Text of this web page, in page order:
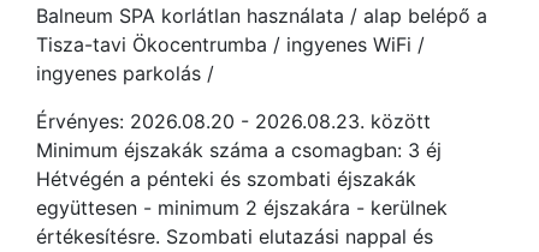
Balneum SPA korlátlan használata / alap belépő a
Tisza-tavi Ökocentrumba / ingyenes WiFi /
ingyenes parkolás /
Érvényes: 2026.08.20 - 2026.08.23. között
Minimum éjszakák száma a csomagban: 3 éj
Hétvégén a pénteki és szombati éjszakák
együttesen - minimum 2 éjszakára - kerülnek
értékesítésre. Szombati elutazási nappal és